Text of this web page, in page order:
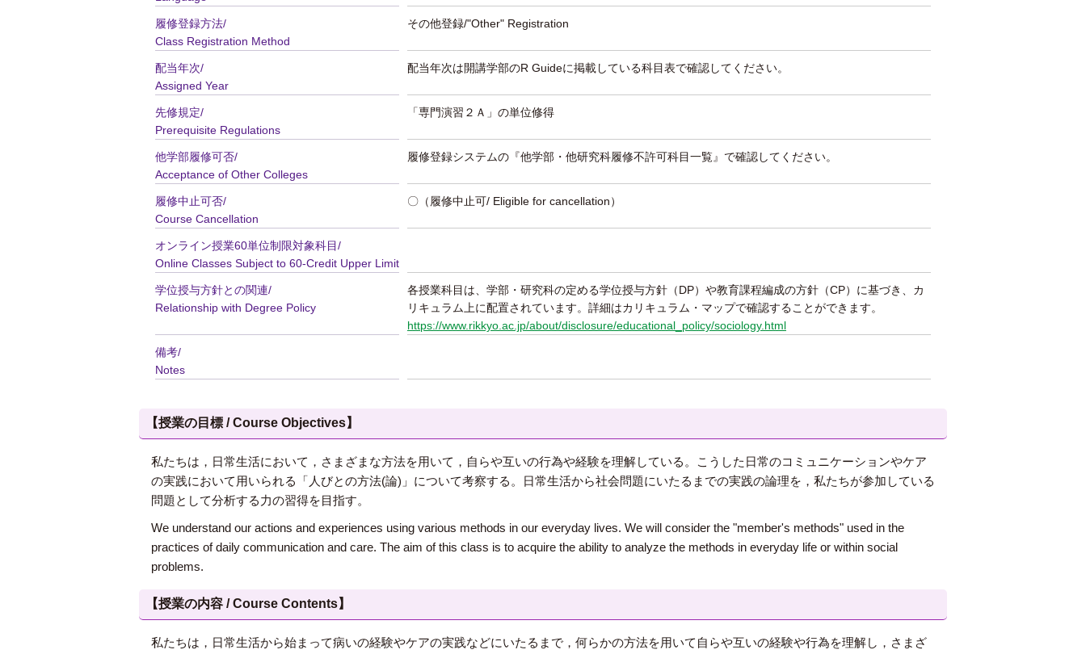
履修登録方法/
Class Registration Method
その他登録/"Other" Registration
配当年次/
Assigned Year
配当年次は開講学部のR Guideに掲載している科目表で確認してください。
先修規定/
Prerequisite Regulations
「専門演習２Ａ」の単位修得
他学部履修可否/
Acceptance of Other Colleges
履修登録システムの『他学部・他研究科履修不許可科目一覧』で確認してください。
履修中止可否/
Course Cancellation
〇（履修中止可/ Eligible for cancellation）
オンライン授業60単位制限対象科目/
Online Classes Subject to 60-Credit Upper Limit
学位授与方針との関連/
Relationship with Degree Policy
各授業科目は、学部・研究科の定める学位授与方針（DP）や教育課程編成の方針（CP）に基づき、カ
リキュラム上に配置されています。詳細はカリキュラム・マップで確認することができます。
https://www.rikkyo.ac.jp/about/disclosure/educational_policy/sociology.html
備考/
Notes
【授業の目標 / Course Objectives】
私たちは，日常生活において，さまざまな方法を用いて，自らや互いの行為や経験を理解している。こうした日常のコミュニケーションやケア
の実践において用いられる「人びとの方法(論)」について考察する。日常生活から社会問題にいたるまでの実践の論理を，私たちが参加している
問題として分析する力の習得を目指す。
We understand our actions and experiences using various methods in our everyday lives. We will consider the "member's methods" used in the
practices of daily communication and care. The aim of this class is to acquire the ability to analyze the methods in everyday life or within social
problems.
【授業の内容 / Course Contents】
私たちは，日常生活から始まって病いの経験やケアの実践などにいたるまで，何らかの方法を用いて自らや互いの経験や行為を理解し，さまざ